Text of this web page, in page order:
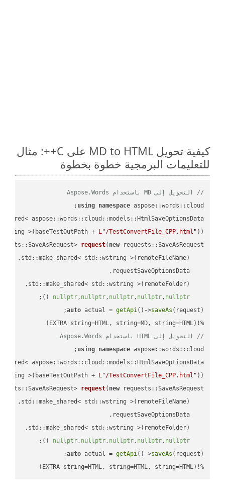
كيفية تحويل MD to HTML على C++: مثال
للتعليمات البرمجية خطوة بخطوة
// التحويل إلى MD باستخدام Aspose.Words
using namespace aspose::words::cloud;
>(baseTestOutPath + L"/TestConvertFile_CPP.html" ));
request( new
nullptr, nullptr, nullptr, nullptr, nullptr
))
;
auto actual = getApi()->saveAs
%!(EXTRA string=HTML, string=MD, string=HTML)
// التحويل إلى HTML باستخدام Aspose.Words
using namespace aspose::words::cloud;
>(baseTestOutPath + L"/TestConvertFile_CPP.html" ));
request( new
nullptr, nullptr, nullptr, nullptr, nullptr
))
;
auto actual = getApi()->saveAs
%!(EXTRA string=HTML, string=HTML, string=HTML)